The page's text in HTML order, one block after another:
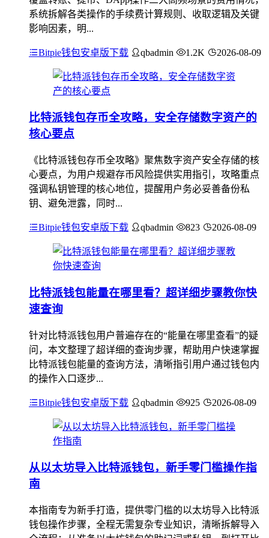
系统拆解各类操作的手续费计算规则、收取逻辑及关键
影响因素，明...
Bitpie钱包安卓版下载 qbadmin 1.2K 2026-08-09
比特派钱包存币全攻略，安全存储数字资产的
核心要点
《比特派钱包存币全攻略》聚焦数字资产安全存储的核
心要点，为用户规避存币风险提供实用指引，攻略重点
强调私钥管理的核心地位，提醒用户务必妥善备份私
钥、避免泄露，同时...
Bitpie钱包安卓版下载 qbadmin 823 2026-08-09
比特派钱包能量在哪里看？超详细步骤教你快
速查询
针对比特派钱包用户普遍存在的“能量在哪里查看”的疑
问，本文整理了超详细的查询步骤，帮助用户快速掌握
比特派钱包能量的查询方法，清晰指引用户通过钱包内
的操作入口逐步...
Bitpie钱包安卓版下载 qbadmin 925 2026-08-09
从以太坊导入比特派钱包，新手零门槛操作指
南
本指南专为新手打造，提供零门槛的以太坊导入比特派
钱包操作步骤，全程无需复杂专业知识，清晰拆解导入